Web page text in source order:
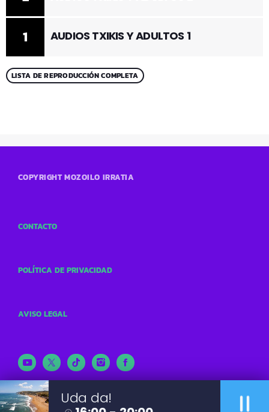
1 AUDIOS TXIKIS Y ADULTOS 1
LISTA DE REPRODUCCIÓN COMPLETA
Uda da! pause
COPYRIGHT MOZOILO IRRATIA
CONTACTO
POLÍTICA DE PRIVACIDAD
AVISO LEGAL